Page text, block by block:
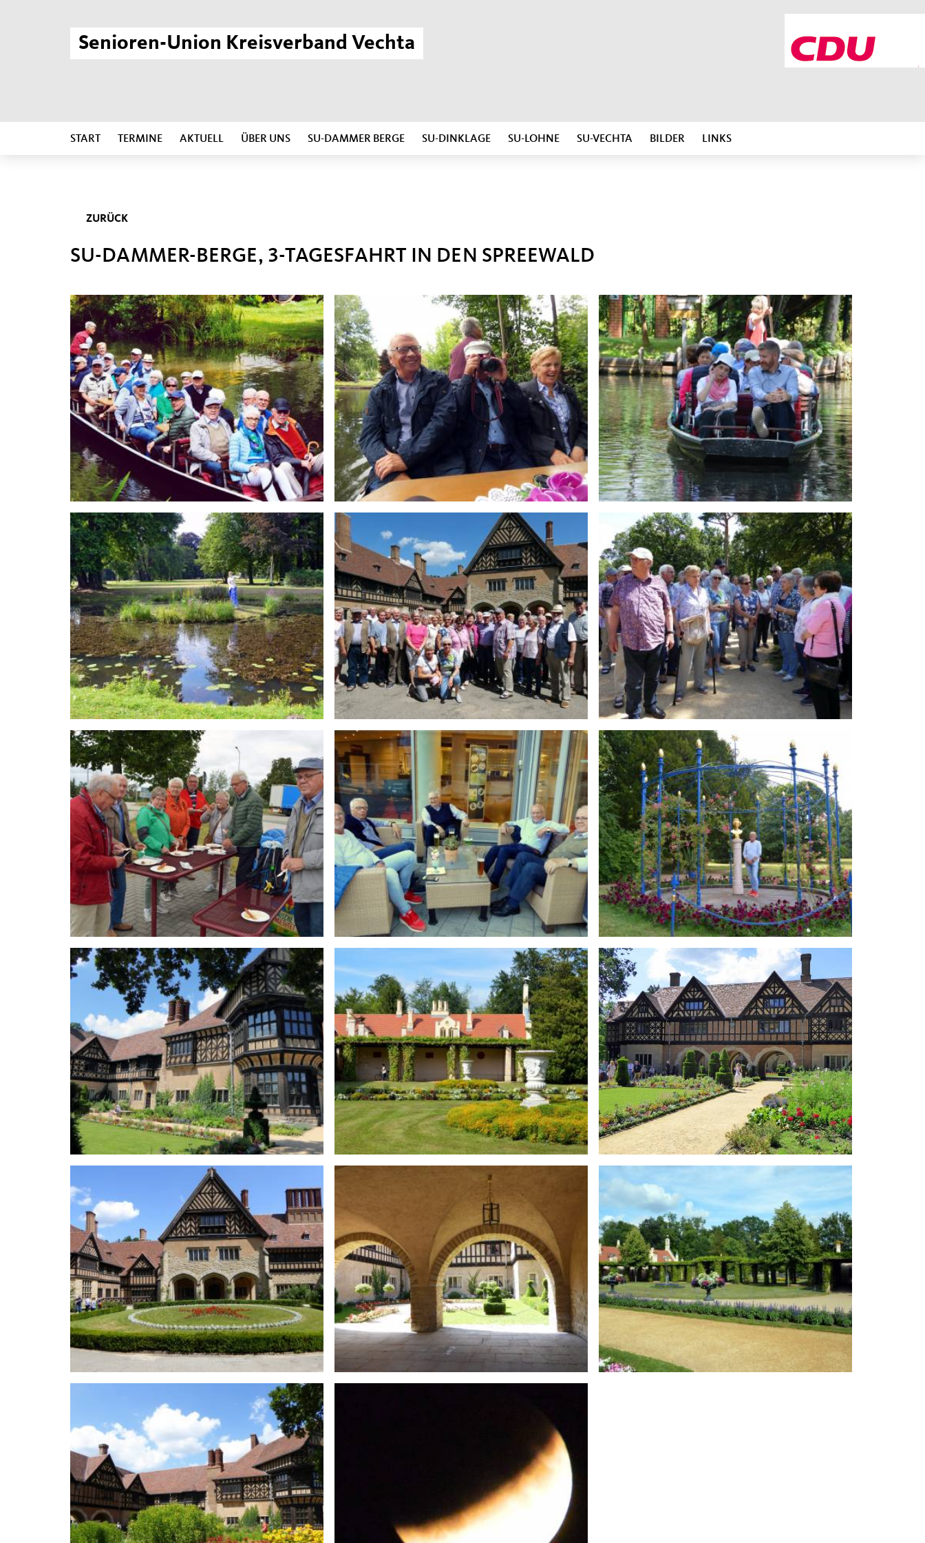
Senioren-Union Kreisverband Vechta
START TERMINE AKTUELL ÜBER UNS SU-DAMMER BERGE SU-DINKLAGE SU-LOHNE SU-VECHTA BILDER LINKS
ZURÜCK
SU-DAMMER-BERGE, 3-TAGESFAHRT IN DEN SPREEWALD